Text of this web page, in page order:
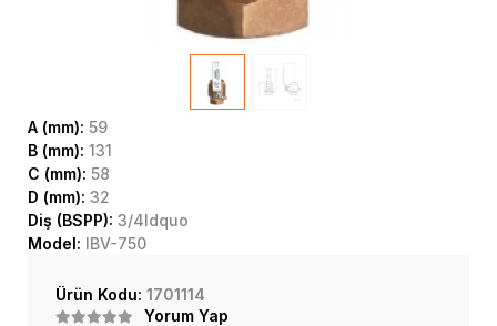
A (mm): 59
B (mm): 131
C (mm): 58
D (mm): 32
Diş (BSPP): 3/4ldquo
Model: IBV-750
Ürün Kodu: 1701114
Yorum Yap